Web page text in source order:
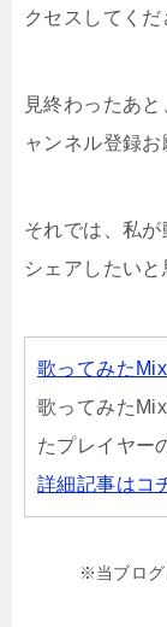
クセスしてくだ
見終わったあ
ャンネル登録お
それでは、私
シェアしたいと
歌ってみた
歌ってみた
たプレイヤー
詳細記事はコ
※当ブログ